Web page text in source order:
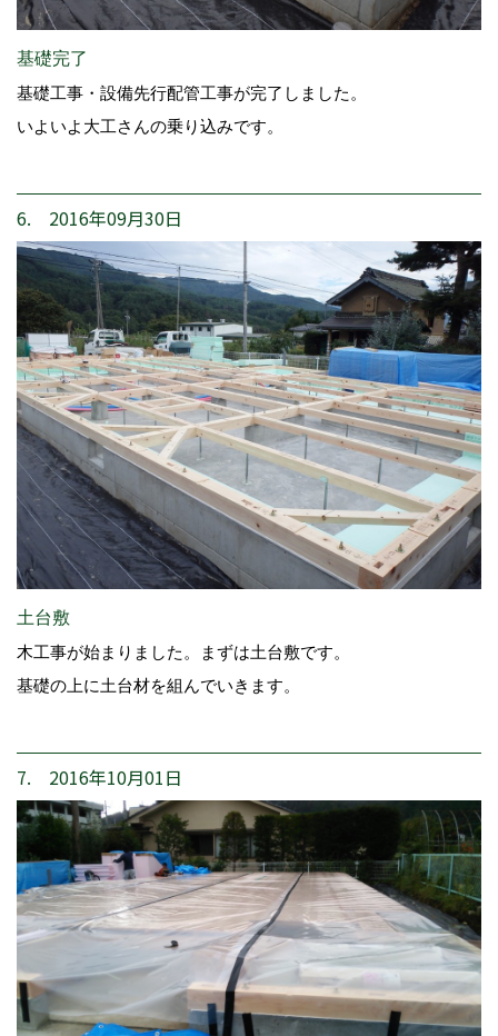
基礎完了
基礎工事・設備先行配管工事が完了しました。
いよいよ大工さんの乗り込みです。
6. 2016年09月30日
土台敷
木工事が始まりました。まずは土台敷です。
基礎の上に土台材を組んでいきます。
7. 2016年10月01日